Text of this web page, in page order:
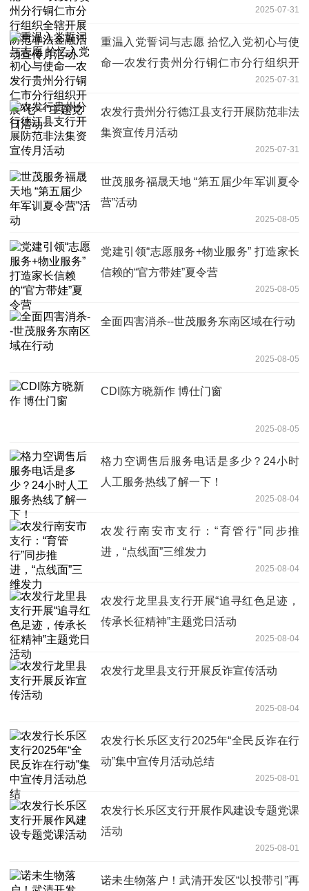
2025-07-31
重温入党誓词与志愿 拾忆入党初心与使
命—农发行贵州分行铜仁市分行组织开
2025-07-31
农发行贵州分行德江县支行开展防范非法
集资宣传月活动
2025-07-31
世茂服务福晟天地 “第五届少年军训夏令
营”活动
2025-08-05
党建引领“志愿服务+物业服务” 打造家长
信赖的“官方带娃”夏令营
2025-08-05
全面四害消杀--世茂服务东南区域在行动
2025-08-05
CDI陈方晓新作 博仕门窗
2025-08-05
格力空调售后服务电话是多少？24小时
人工服务热线了解一下！
2025-08-04
农发行南安市支行：“育管行”同步推
进，“点线面”三维发力
2025-08-04
农发行龙里县支行开展“追寻红色足迹，
传承长征精神”主题党日活动
2025-08-04
农发行龙里县支行开展反诈宣传活动
2025-08-04
农发行长乐区支行2025年“全民反诈在行
动”集中宣传月活动总结
2025-08-01
农发行长乐区支行开展作风建设专题党课
活动
2025-08-01
诺未生物落户！武清开发区“以投带引”再